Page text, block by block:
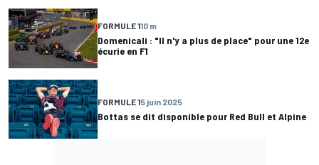
FORMULE 110 m
Domenicali : "Il n'y a plus de place" pour une 12e
écurie en F1
FORMULE 15 juin 2025
Bottas se dit disponible pour Red Bull et Alpine